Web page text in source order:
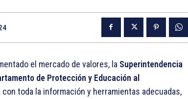
el mercado de valores, la Superintendencia
de Protección y Educación al
con toda la información y herramientas adecuadas,